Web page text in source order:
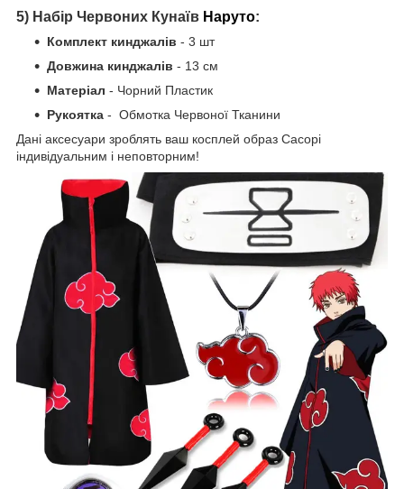
5) Набір Червоних Кунаїв Наруто:
Комплект кинджалів - 3 шт
Довжина кинджалів - 13 см
Матеріал - Чорний Пластик
Рукоятка - Обмотка Червоної Тканини
Дані аксесуари зроблять ваш косплей образ Сасорі
індивідуальним і неповторним!